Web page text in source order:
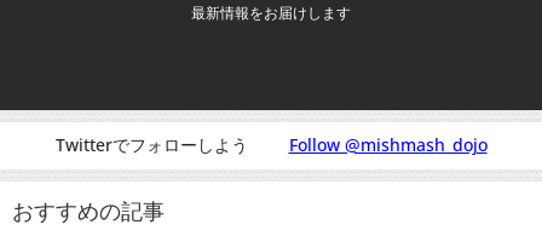
最新情報をお届けします
Twitterでフォローしよう Follow @mishmash_dojo
おすすめの記事